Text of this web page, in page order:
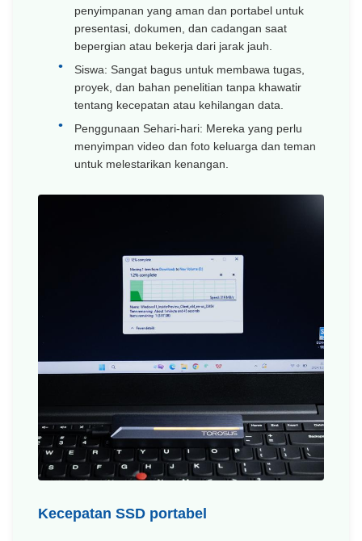
penyimpanan yang aman dan portabel untuk
presentasi, dokumen, dan cadangan saat
bepergian atau bekerja dari jarak jauh.
Siswa: Sangat bagus untuk membawa tugas,
proyek, dan bahan penelitian tanpa khawatir
tentang kecepatan atau kehilangan data.
Penggunaan Sehari-hari: Mereka yang perlu
menyimpan video dan foto keluarga dan teman
untuk melestarikan kenangan.
Kecepatan SSD portabel